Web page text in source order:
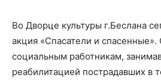
Во Дворце культуры г.Беслана
акция «Спасатели и спасенные».
социальным работникам,
реабилитацией пострадавших в